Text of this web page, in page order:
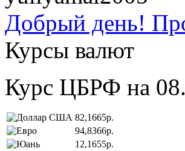
Добрый день!
Курсы валют
Курс ЦБРФ на
82,1665р.
94,8366р.
12,1655р.